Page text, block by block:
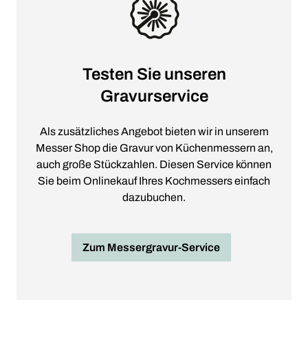
Testen Sie unseren
Gravurservice
Als zusätzliches Angebot bieten wir in unserem
Messer Shop die Gravur von Küchenmessern an,
auch große Stückzahlen. Diesen Service können
Sie beim Onlinekauf Ihres Kochmessers einfach
dazubuchen.
Zum Messergravur-Service